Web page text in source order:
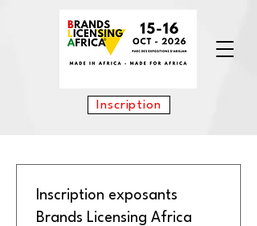
Inscription
Inscription exposants
Brands Licensing Africa